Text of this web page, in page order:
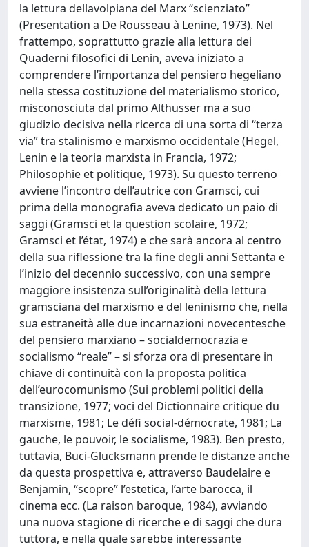
la lettura dellavolpiana del Marx “scienziato”
(Presentation a De Rousseau à Lenine, 1973). Nel
frattempo, soprattutto grazie alla lettura dei
Quaderni filosofici di Lenin, aveva iniziato a
comprendere l’importanza del pensiero hegeliano
nella stessa costituzione del materialismo storico,
misconosciuta dal primo Althusser ma a suo
giudizio decisiva nella ricerca di una sorta di “terza
via” tra stalinismo e marxismo occidentale (Hegel,
Lenin e la teoria marxista in Francia, 1972;
Philosophie et politique, 1973). Su questo terreno
avviene l’incontro dell’autrice con Gramsci, cui
prima della monografia aveva dedicato un paio di
saggi (Gramsci et la question scolaire, 1972;
Gramsci et l’état, 1974) e che sarà ancora al centro
della sua riflessione tra la fine degli anni Settanta e
l’inizio del decennio successivo, con una sempre
maggiore insistenza sull’originalità della lettura
gramsciana del marxismo e del leninismo che, nella
sua estraneità alle due incarnazioni novecentesche
del pensiero marxiano – socialdemocrazia e
socialismo “reale” – si sforza ora di presentare in
chiave di continuità con la proposta politica
dell’eurocomunismo (Sui problemi politici della
transizione, 1977; voci del Dictionnaire critique du
marxisme, 1981; Le défi social-démocrate, 1981; La
gauche, le pouvoir, le socialisme, 1983). Ben presto,
tuttavia, Buci-Glucksmann prende le distanze anche
da questa prospettiva e, attraverso Baudelaire e
Benjamin, “scopre” l’estetica, l’arte barocca, il
cinema ecc. (La raison baroque, 1984), avviando
una nuova stagione di ricerche e di saggi che dura
tuttora, e nella quale sarebbe interessante